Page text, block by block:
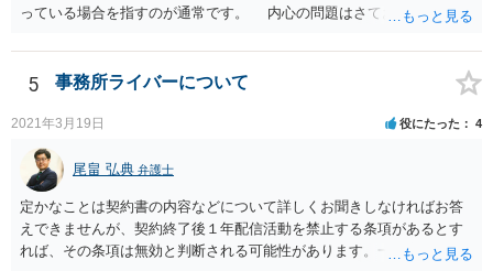
っている場合を指すのが通常です。 内心の問題はさておき、ご質問
5 事務所ライバーについて
2021年3月19日 役にたった 4
尾畠 弘典 弁護士
定かなことは契約書の内容などについて詳しくお聞きしなければお答
えできませんが、契約終了後１年配信活動を禁止する条項があるとす
れば、その条項は無効と判断される可能性があります。一度実際に弁